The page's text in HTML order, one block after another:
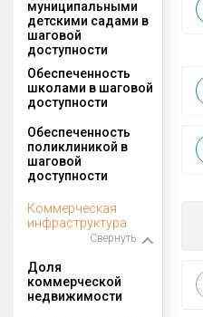
муниципальными
детскими садами в
шаговой
доступности
Обеспеченность
школами в шаговой
доступности
Обеспеченность
поликлиникой в
шаговой
доступности
Коммерческая
инфраструктура
Свернуть
Доля
коммерческой
недвижимости